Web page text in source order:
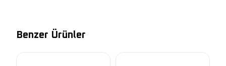
Benzer Ürünler